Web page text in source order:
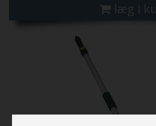
læg i